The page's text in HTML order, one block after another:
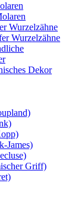
Wurzelzähne
Wurzelzähne
Dekor
James)
Griff)